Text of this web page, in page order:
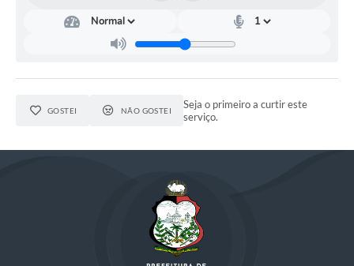
GOSTEI NÃO GOSTEI
Seja o primeiro a curtir este
serviço.